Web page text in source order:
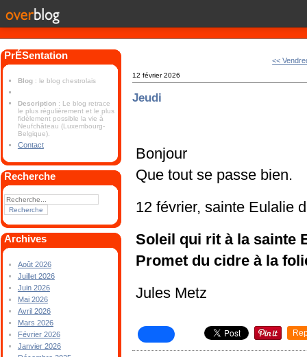
PrÉSentation
Blog : le blog chestrolais
Description : Le blog retrace
le plus régulièrement et le plus
fidèlement possible la vie à
Neufchâteau (Luxembourg-
Belgique).
Contact
Recherche
Archives
Août 2026
Juillet 2026
Juin 2026
Mai 2026
Avril 2026
Mars 2026
Février 2026
Janvier 2026
<<
12 février 2026
Jeudi
Bonjour
Que tout se passe bien.
12 février, sainte Eulalie
Soleil qui rit à la sainte
Promet du cidre à la
Jules Metz